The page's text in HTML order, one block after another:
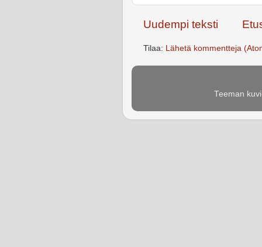
Uudempi teksti
Tilaa: Lähetä kommentteja
Teeman